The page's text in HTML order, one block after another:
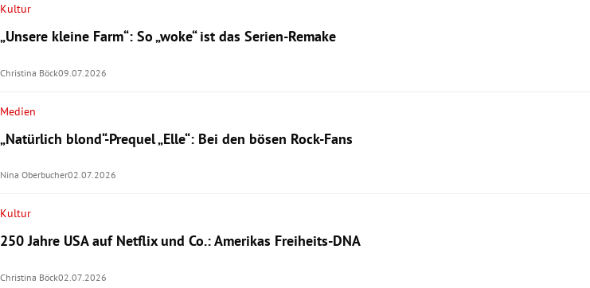
Kultur
„Unsere kleine Farm“: So „woke“ ist das Serien-Remake
Christina Böck09.07.2026
Medien
„Natürlich blond“-Prequel „Elle“: Bei den bösen Rock-Fans
Nina Oberbucher02.07.2026
Kultur
250 Jahre USA auf Netflix und Co.: Amerikas Freiheits-DNA
Christina Böck02.07.2026